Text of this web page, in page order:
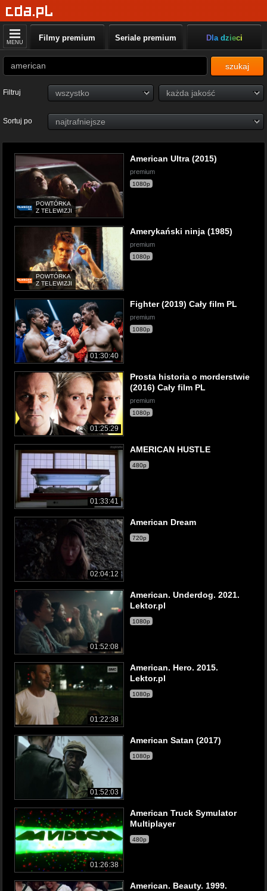
MENU Filmy premium Seriale premium Dla dzieci
szukaj
Filtruj
Sortuj po
POWTÓRKA
Z TELEWIZJI
American Ultra (2015)
premium
1080p
POWTÓRKA
Z TELEWIZJI
Amerykański ninja (1985)
premium
1080p
01:30:40
Fighter (2019) Cały film PL
premium
1080p
01:25:29
Prosta historia o morderstwie
(2016) Cały film PL
premium
1080p
01:33:41
AMERICAN HUSTLE
480p
02:04:12
American Dream
720p
01:52:08
American. Underdog. 2021.
Lektor.pl
1080p
01:22:38
American. Hero. 2015.
Lektor.pl
1080p
01:52:03
American Satan (2017)
1080p
01:26:38
American Truck Symulator
Multiplayer
480p
American. Beauty. 1999.